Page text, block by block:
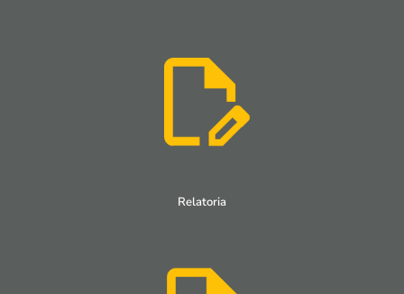
Relatoria